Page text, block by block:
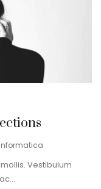
Informatica
Vestibulum